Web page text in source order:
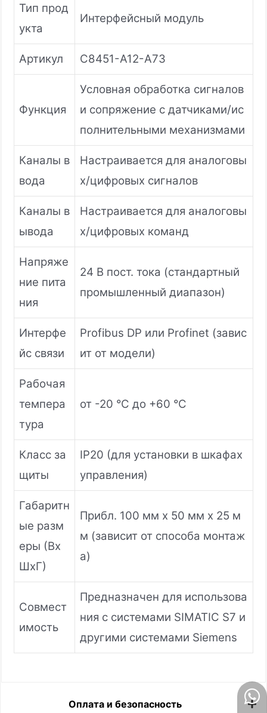
Тип прод
укта
Интерфейсный модуль
Артикул C8451-A12-A73
Функция
Условная обработка сигналов
и сопряжение с датчиками/ис
полнительными механизмами
Каналы в
вода
Настраивается для аналоговы
х/цифровых сигналов
Каналы в
ывода
Настраивается для аналоговы
х/цифровых команд
Напряже
ние пита
ния
24 В пост. тока (стандартный
промышленный диапазон)
Интерфе
йс связи
Profibus DP или Profinet (завис
ит от модели)
Рабочая
темпера
тура
от -20 °C до +60 °C
Класс за
щиты
IP20 (для установки в шкафах
управления)
Габаритн
ые разм
еры (Вх
ШхГ)
Прибл. 100 мм x 50 мм x 25 м
м (зависит от способа монтаж
а)
Совмест
имость
Предназначен для использова
ния с системами SIMATIC S7 и
другими системами Siemens
Оплата и безопасность